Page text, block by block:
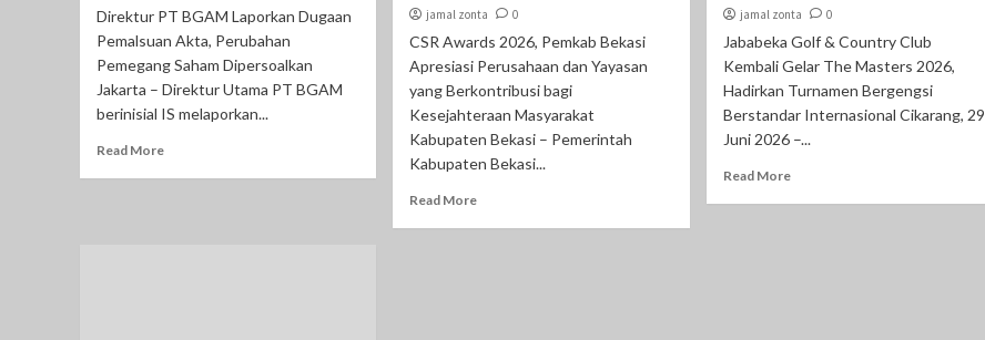
Direktur PT BGAM Laporkan Dugaan
Pemalsuan Akta, Perubahan
Pemegang Saham Dipersoalkan
Jakarta – Direktur Utama PT BGAM
berinisial IS melaporkan...
Read More
jamal zonta 0
CSR Awards 2026, Pemkab Bekasi
Apresiasi Perusahaan dan Yayasan
yang Berkontribusi bagi
Kesejahteraan Masyarakat
Kabupaten Bekasi – Pemerintah
Kabupaten Bekasi...
Read More
jamal zonta 0
Jababeka Golf & Country Club
Kembali Gelar The Masters 2026,
Hadirkan Turnamen Bergengsi
Berstandar Internasional Cikarang, 29
Juni 2026 –...
Read More